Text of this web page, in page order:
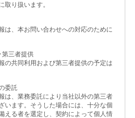
取り扱います。
は、本お問い合わせへの対応のために
第三者提供
の共同利用および第三者提供の予定は
委託
は、業務委託により当社以外の第三者
います。そうした場合には、十分な個
える者を選定し、契約によって個人情